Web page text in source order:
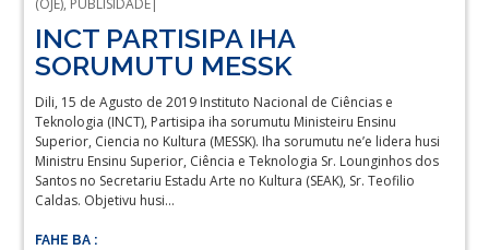
(OJE), PUBLISIDADE
INCT PARTISIPA IHA
SORUMUTU MESSK
Dili, 15 de Agusto de 2019 Instituto Nacional de Ciências e
Teknologia (INCT), Partisipa iha sorumutu Ministeiru Ensinu
Superior, Ciencia no Kultura (MESSK). Iha sorumutu ne’e lidera husi
Ministru Ensinu Superior, Ciência e Teknologia Sr. Lounginhos dos
Santos no Secretariu Estadu Arte no Kultura (SEAK), Sr. Teofilio
Caldas. Objetivu husi…
FAHE BA :